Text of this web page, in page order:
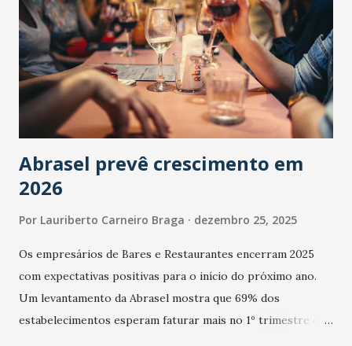
Abrasel prevê crescimento em
2026
Por Lauriberto Carneiro Braga dezembro 25, 2025
Os empresários de Bares e Restaurantes encerram 2025
com expectativas positivas para o início do próximo ano.
Um levantamento da Abrasel mostra que 69% dos
estabelecimentos esperam faturar mais no 1º trimestre de